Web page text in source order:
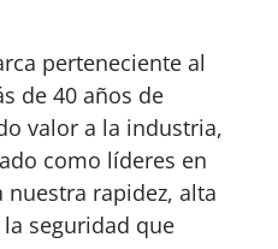
perteneciente al
de 40 años de
valor a la industria,
como líderes en
nuestra rapidez, alta
seguridad que